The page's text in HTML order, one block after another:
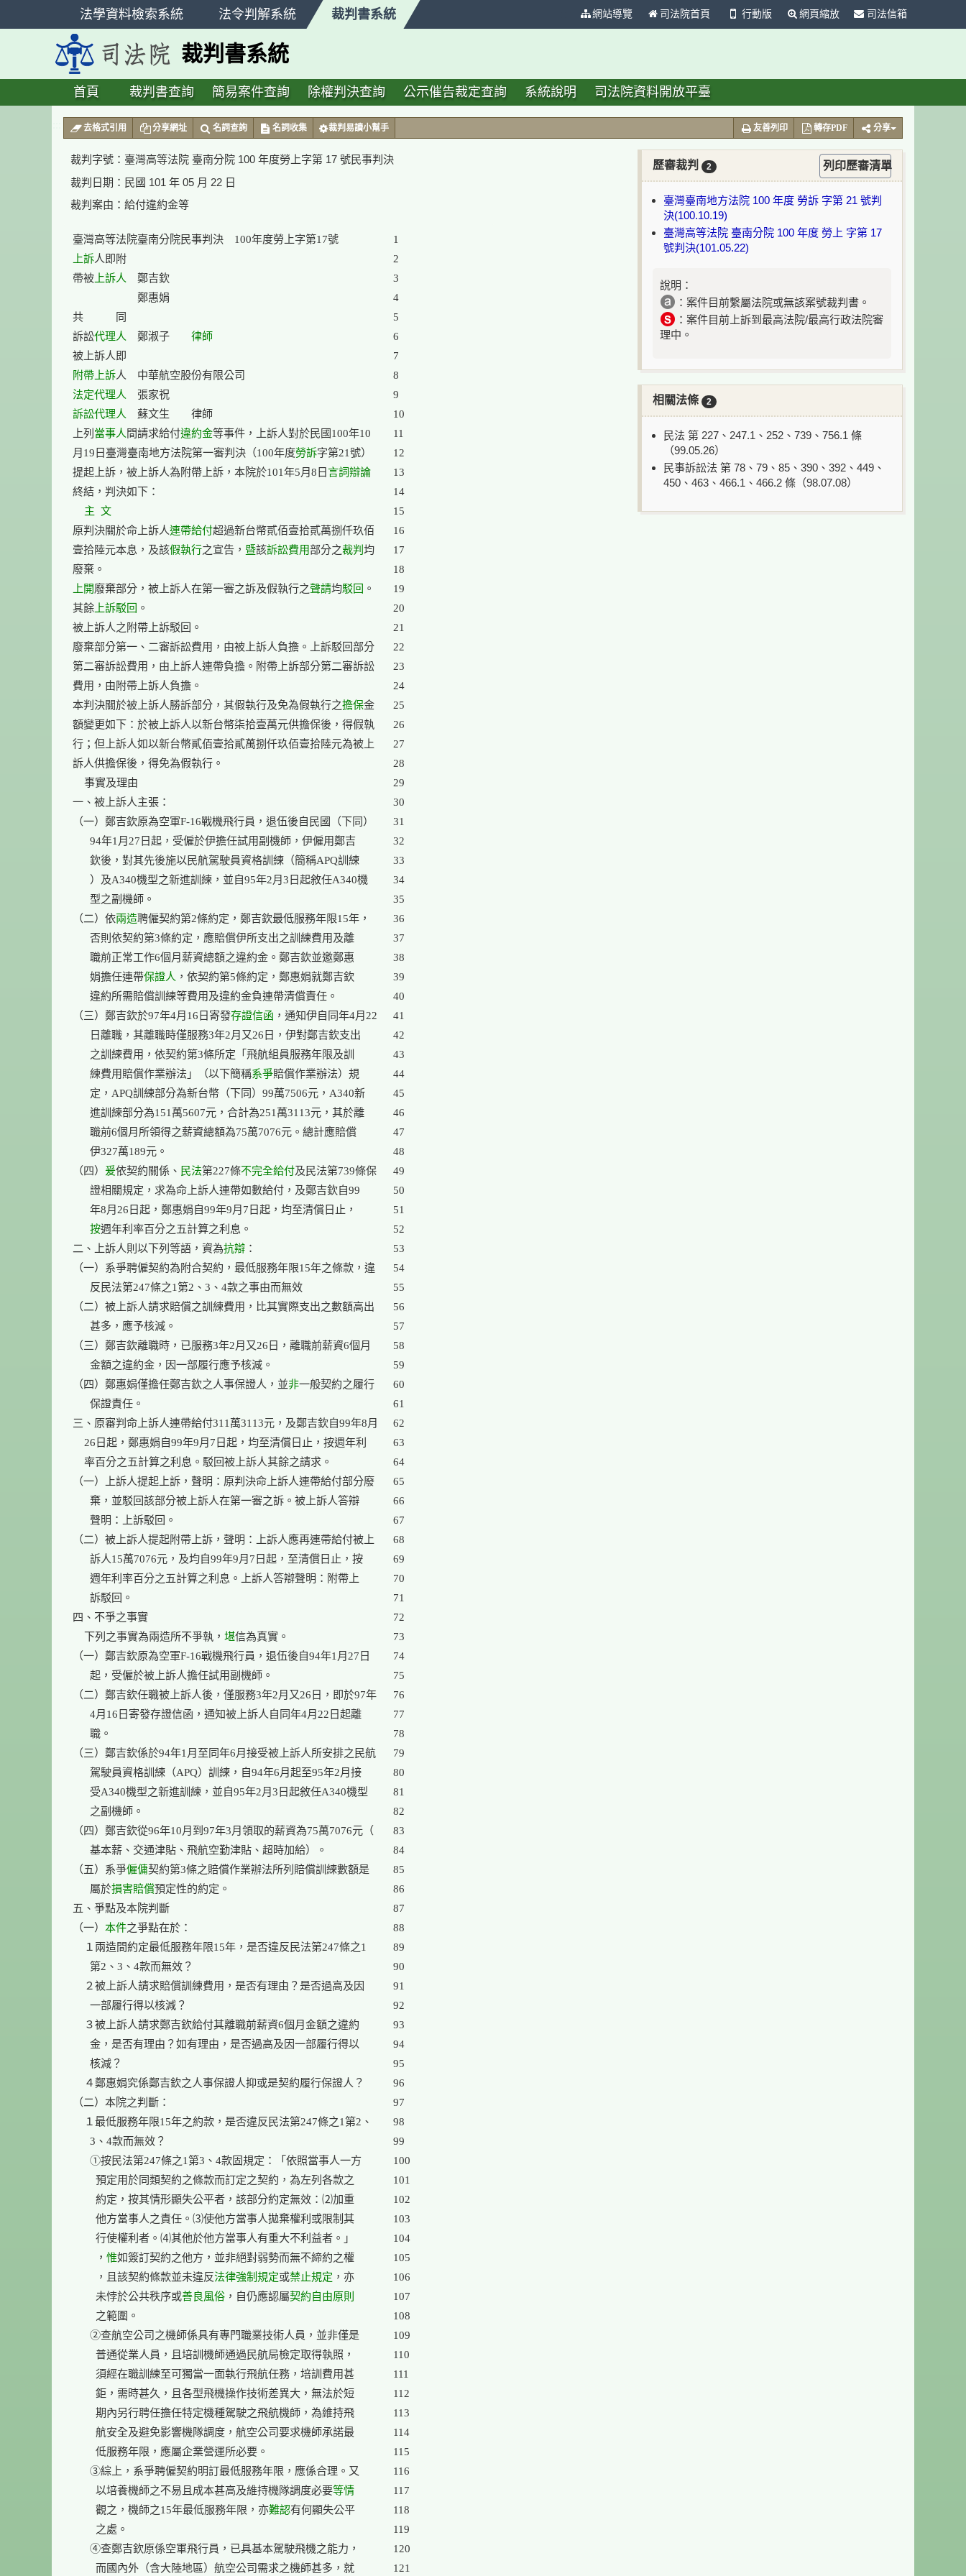
法學資料檢索系統 法令判解系統 裁判書系統 網站導覽 司法院首頁 行動版 網頁縮放 司法信箱
裁判書系統
首頁 裁判書查詢 簡易案件查詢 除權判決查詢 公示催告裁定查詢 系統說明 司法院資料開放平臺
去格式引用 分享網址 名詞查詢 名詞收集 裁判易讀小幫手 友善列印 轉存PDF 分享
裁判字號： 臺灣高等法院 臺南分院 100 年度勞上字第 17 號民事判決
裁判日期： 民國 101 年 05 月 22 日
裁判案由：給付違約金等
臺灣高等法院臺南分院民事判決　100年度勞上字第17號
上訴人即附
帶被上訴人
鄭吉欽
鄭惠娟
共　　　同
訴訟代理人 鄭淑子 律師
附帶上訴
法定代理人
張家祝
訴訟代理人
蘇文生　　律師
上列 當事人 間請求給付違約金等事件，上訴人對於民國100年10
月19日臺灣臺南地方法院第一審判決（100年度勞訴字第21號）
提起上訴，被上訴人為附帶上訴，本院於101年5月8日言詞辯論
終結，判決如下：
主  文
原判決關於命上訴人連帶給付超過新台幣貳佰壹拾貳萬捌仟玖佰
壹拾陸元本息，及該假執行之宣告， 暨該訴訟費用部分之裁判 均
上開廢棄部分，被上訴人在第一審之訴及假執行之聲請均駁回 。
其餘上訴駁回 。
被上訴人之附帶上訴駁回。
廢棄部分第一、二審訴訟費用，由被上訴人負擔。上訴駁回部分
第二審訴訟費用，由上訴人連帶負擔。附帶上訴部分第二審訴訟
費用，由附帶上訴人負擔。
本判決關於被上訴人勝訴部分，其假執行及免為假執行之擔保金
額變更如下：於被上訴人以新台幣柒拾壹萬元供擔保後，得假執
行；但上訴人如以新台幣貳佰壹拾貳萬捌仟玖佰壹拾陸元為被上
訴人供擔保後，得免為假執行。
    事實及理由
一、被上訴人主張：
（一）鄭吉欽原為空軍F-16戰機飛行員，退伍後自民國（下同）
      94年1月27日起，受僱於伊擔任試用副機師，伊僱用鄭吉
      欽後，對其先後施以民航駕駛員資格訓練（簡稱APQ訓練
      ）及A340機型之新進訓練，並自95年2月3日起敘任A340機
      型之副機師。
（二）依兩造聘僱契約第2條約定，鄭吉欽最低服務年限15年，
      否則依契約第3條約定，應賠償伊所支出之訓練費用及離
      職前正常工作6個月薪資總額之違約金。鄭吉欽並邀鄭惠
      娟擔任連帶
保證人 ，依契約第5條約定，鄭惠娟就鄭吉欽
      違約所需賠償訓練等費用及違約金負連帶清償責任。
（三）鄭吉欽於97年4月16日寄發存證信函 ，通知伊自同年4月22
      日離職，其離職時僅服務3年2月又26日，伊對鄭吉欽支出
      之訓練費用，依契約第3條所定「飛航組員服務年限及訓
      練費用賠償作業辦法」（以下簡稱
系爭賠償作業辦法）規
      定，APQ訓練部分為新台幣（下同）99萬7506元，A340新
      進訓練部分為151萬5607元，合計為251萬3113元，其於離
      職前6個月所領得之薪資總額為75萬7076元。總計應賠償
      伊327萬189元。
（四） 爰依契約關係、 民法第227條不完全給付及民法第739條保
      證相關規定，求為命上訴人連帶如數給付，及鄭吉欽自99
      年8月26日起，鄭惠娟自99年9月7日起，均至清償日止，
按週年利率百分之五計算之利息。
二、上訴人則以下列等語，資為抗辯：
（一）系爭聘僱契約為附合契約，最低服務年限15年之條款，違
      反民法第247條之1第2、3、4款之事由而無效
（二）被上訴人請求賠償之訓練費用，比其實際支出之數額高出
      甚多，應予核減。
（三）鄭吉欽離職時，已服務3年2月又26日，離職前薪資6個月
      金額之違約金，因一部履行應予核減。
（四）鄭惠娟僅擔任鄭吉欽之人事保證人，並非一般契約之履行
      保證責任。
三、原審判命上訴人連帶給付311萬3113元，及鄭吉欽自99年8月
    26日起，鄭惠娟自99年9月7日起，均至清償日止，按週年利
    率百分之五計算之利息。駁回被上訴人其餘之請求。
（一）上訴人提起上訴，聲明：原判決命上訴人連帶給付部分廢
      棄，並駁回該部分被上訴人在第一審之訴。被上訴人答辯
      聲明：上訴駁回。
（二）被上訴人提起附帶上訴，聲明：上訴人應再連帶給付被上
      訴人15萬7076元，及均自99年9月7日起，至清償日止，按
      週年利率百分之五計算之利息。上訴人答辯聲明：附帶上
      訴駁回。
四、不爭之事實
    下列之事實為兩造所不爭執，
堪信為真實。
（一）鄭吉欽原為空軍F-16戰機飛行員，退伍後自94年1月27日
      起，受僱於被上訴人擔任試用副機師。
（二）鄭吉欽任職被上訴人後，僅服務3年2月又26日，即於97年
      4月16日寄發存證信函，通知被上訴人自同年4月22日起離
      職。
（三）鄭吉欽係於94年1月至同年6月接受被上訴人所安排之民航
      駕駛員資格訓練（APQ）訓練，自94年6月起至95年2月接
      受A340機型之新進訓練，並自95年2月3日起敘任A340機型
      之副機師。
（四）鄭吉欽從96年10月到97年3月領取的薪資為75萬7076元（
      基本薪、交通津貼、飛航空勤津貼、超時加給）。
（五）系爭僱傭契約第3條之賠償作業辦法所列賠償訓練數額是
      屬於
損害賠償預定性的約定。
五、爭點及本院判斷
（一） 本件之爭點在於：
    １兩造間約定最低服務年限15年，是否違反民法第247條之1
      第2、3、4款而無效？
    ２被上訴人請求賠償訓練費用，是否有理由？是否過高及因
      一部履行得以核減？
    ３被上訴人請求鄭吉欽給付其離職前薪資6個月金額之違約
      金，是否有理由？如有理由，是否過高及因一部履行得以
      核減？
    ４鄭惠娟究係鄭吉欽之人事保證人抑或是契約履行保證人？
（二）本院之判斷：
    １最低服務年限15年之約款，是否違反民法第247條之1第2、
      3、4款而無效？
      ①按民法第247條之1第3、4款固規定：「依照當事人一方
        預定用於同類契約之條款而訂定之契約，為左列各款之
        約定，按其情形顯失公平者，該部分約定無效：⑵加重
        他方當事人之責任。⑶使他方當事人拋棄權利或限制其
        行使權利者。⑷其他於他方當事人有重大不利益者。」
        ，
惟如簽訂契約之他方，並非絕對弱勢而無不締約之權
        ，且該契約條款並未違反
法律強制規定或禁止規定 ，亦
        未悖於公共秩序或
善良風俗，自仍應認屬契約自由原則
        之範圍。
      ②查航空公司之機師係具有專門職業技術人員，並非僅是
        普通從業人員，且培訓機師通過民航局檢定取得執照，
        須經在職訓練至可獨當一面執行飛航任務，培訓費用甚
        鉅，需時甚久，且各型飛機操作技術差異大，無法於短
        期內另行聘任擔任特定機種駕駛之飛航機師，為維持飛
        航安全及避免影響機隊調度，航空公司要求機師承諾最
        低服務年限，應屬企業營運所必要。
      ③綜上，系爭聘僱契約明訂最低服務年限，應係合理。又
        以培養機師之不易且成本甚高及維持機隊調度必要
等情
        觀之，機師之15年最低服務年限，亦
難認有何顯失公平
        之處。
      ④查鄭吉欽原係空軍飛行員，已具基本駕駛飛機之能力，
        而國內外（含大陸地區）航空公司需求之機師甚多，就
1
2
3
4
5
6
7
8
9
10
11
12
13
14
15
16
17
18
19
20
21
22
23
24
25
26
27
28
29
30
31
32
33
34
35
36
37
38
39
40
41
42
43
44
45
46
47
48
49
50
51
52
53
54
55
56
57
58
59
60
61
62
63
64
65
66
67
68
69
70
71
72
73
74
75
76
77
78
79
80
81
82
83
84
85
86
87
88
89
90
91
92
93
94
95
96
97
98
99
100
101
102
103
104
105
106
107
108
109
110
111
112
113
114
115
116
117
118
119
120
121
歷審裁判 2 列印歷審清單
臺灣臺南地方法院 100 年度 勞訴 字第 21 號判
決(100.10.19)
臺灣高等法院 臺南分院 100 年度 勞上 字第 17
號判決(101.05.22)
說明：
：案件目前繫屬法院或無該案號裁判書。
：案件目前上訴到最高法院/最高行政法院審
理中。
相關法條 2
民法 第 227、247.1、252、739、756.1 條
（99.05.26）
民事訴訟法 第 78、79、85、390、392、449、
450、463、466.1、466.2 條（98.07.08）